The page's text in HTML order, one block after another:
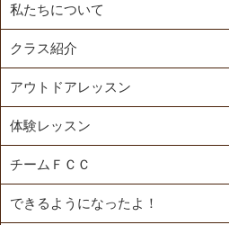
私たちについて
クラス紹介
アウトドアレッスン
体験レッスン
チームＦＣＣ
できるようになったよ！